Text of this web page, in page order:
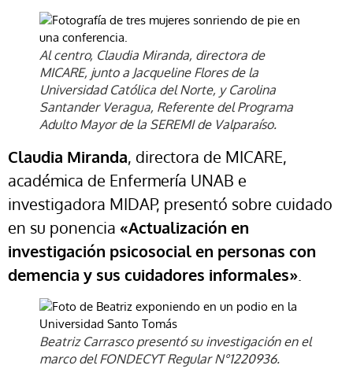
Al centro, Claudia Miranda, directora de
MICARE, junto a Jacqueline Flores de la
Universidad Católica del Norte, y Carolina
Santander Veragua, Referente del Programa
Adulto Mayor de la SEREMI de Valparaíso.
Claudia Miranda, directora de MICARE,
académica de Enfermería UNAB e
investigadora MIDAP, presentó sobre cuidado
en su ponencia «Actualización en
investigación psicosocial en personas con
demencia y sus cuidadores informales».
Beatriz Carrasco presentó su investigación en el
marco del FONDECYT Regular N°1220936.